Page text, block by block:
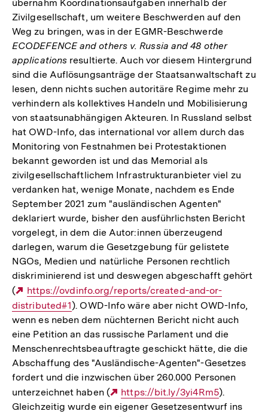
übernahm Koordinationsaufgaben innerhalb der
Zivilgesellschaft, um weitere Beschwerden auf den
Weg zu bringen, was in der EGMR-Beschwerde
ECODEFENCE and others v. Russia and 48 other
applications resultierte. Auch vor diesem Hintergrund
sind die Auflösungsanträge der Staatsanwaltschaft zu
lesen, denn nichts suchen autoritäre Regime mehr zu
verhindern als kollektives Handeln und Mobilisierung
von staatsunabhängigen Akteuren. In Russland selbst
hat OWD-Info, das international vor allem durch das
Monitoring von Festnahmen bei Protestaktionen
bekannt geworden ist und das Memorial als
zivilgesellschaftlichem Infrastrukturanbieter viel zu
verdanken hat, wenige Monate, nachdem es Ende
September 2021 zum "ausländischen Agenten"
deklariert wurde, bisher den ausführlichsten Bericht
vorgelegt, in dem die Autor:innen überzeugend
darlegen, warum die Gesetzgebung für gelistete
NGOs, Medien und natürliche Personen rechtlich
diskriminierend ist und deswegen abgeschafft gehört
(
Externer
Link:
https://ovdinfo.org/reports/created-and-or-
distributed#1). OWD-Info wäre aber nicht OWD-Info,
wenn es neben dem nüchternen Bericht nicht auch
eine Petition an das russische Parlament und die
Menschenrechtsbeauftragte geschickt hätte, die die
Abschaffung des "Ausländische-Agenten"-Gesetzes
fordert und die inzwischen über 260.000 Personen
unterzeichnet haben (
Externer
Link:
https://bit.ly/3yi4Rm5).
Gleichzeitig wurde ein eigener Gesetzesentwurf ins